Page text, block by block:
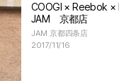
COOGI ×
JAM 京都店
JAM 京都四条店
2017/11/16